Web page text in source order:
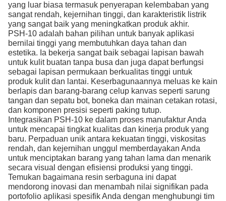
yang luar biasa termasuk penyerapan kelembaban yang
sangat rendah, kejernihan tinggi, dan karakteristik listrik
yang sangat baik yang meningkatkan produk akhir.
PSH-10 adalah bahan pilihan untuk banyak aplikasi
bernilai tinggi yang membutuhkan daya tahan dan
estetika. Ia bekerja sangat baik sebagai lapisan bawah
untuk kulit buatan tanpa busa dan juga dapat berfungsi
sebagai lapisan permukaan berkualitas tinggi untuk
produk kulit dan lantai. Keserbagunaannya meluas ke kain
berlapis dan barang-barang celup kanvas seperti sarung
tangan dan sepatu bot, boneka dan mainan cetakan rotasi,
dan komponen presisi seperti paking tutup.
Integrasikan PSH-10 ke dalam proses manufaktur Anda
untuk mencapai tingkat kualitas dan kinerja produk yang
baru. Perpaduan unik antara kekuatan tinggi, viskositas
rendah, dan kejernihan unggul memberdayakan Anda
untuk menciptakan barang yang tahan lama dan menarik
secara visual dengan efisiensi produksi yang tinggi.
Temukan bagaimana resin serbaguna ini dapat
mendorong inovasi dan menambah nilai signifikan pada
portofolio aplikasi spesifik Anda dengan menghubungi tim